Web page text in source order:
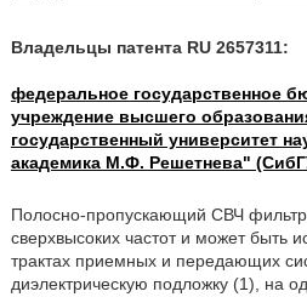
Владельцы патента RU 2657311:
федеральное государственное
учреждение высшего
государственный университет
академика М.Ф. Решетнева"
Полосно-пропускающий СВЧ фильтр
сверхвысоких частот и может быть
трактах приемных и передающих
диэлектрическую подложку (1), на